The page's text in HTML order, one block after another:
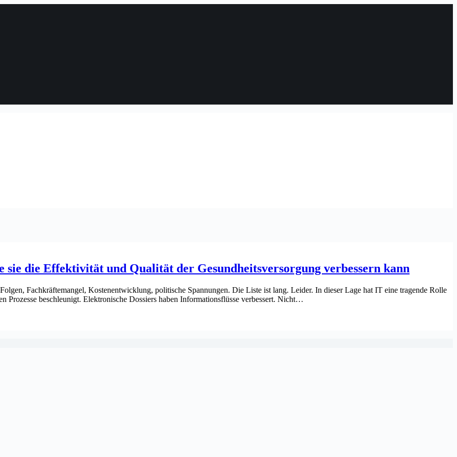
sie die Effektivität und Qualität der Gesundheitsversorgung verbessern kann
Fachkräftemangel, Kostenentwicklung, politische Spannungen. Die Liste ist lang. Leider. In dieser Lage hat IT eine tragende Rolle
Prozesse beschleunigt. Elektronische Dossiers haben Informationsflüsse verbessert. Nicht…